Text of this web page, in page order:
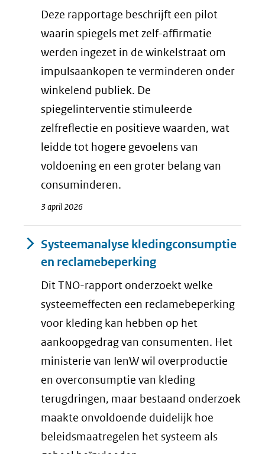
Deze rapportage beschrijft een pilot
waarin spiegels met zelf-affirmatie
werden ingezet in de winkelstraat om
impulsaankopen te verminderen onder
winkelend publiek. De
spiegelinterventie stimuleerde
zelfreflectie en positieve waarden, wat
leidde tot hogere gevoelens van
voldoening en een groter belang van
consuminderen.
3 april 2026
Systeemanalyse kledingconsumptie
en reclamebeperking
Dit TNO-rapport onderzoekt welke
systeemeffecten een reclamebeperking
voor kleding kan hebben op het
aankoopgedrag van consumenten. Het
ministerie van IenW wil overproductie
en overconsumptie van kleding
terugdringen, maar bestaand onderzoek
maakte onvoldoende duidelijk hoe
beleidsmaatregelen het systeem als